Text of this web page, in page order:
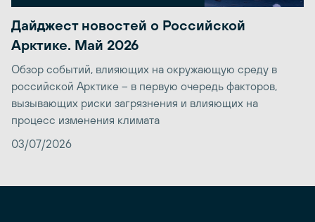
Дайджест новостей о Российской
Арктике. Май 2026
Обзор событий, влияющих на окружающую среду в
российской Арктике – в первую очередь факторов,
вызывающих риски загрязнения и влияющих на
процесс изменения климата
03/07/2026